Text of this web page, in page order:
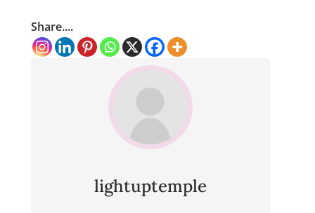
Share....
lightuptemple